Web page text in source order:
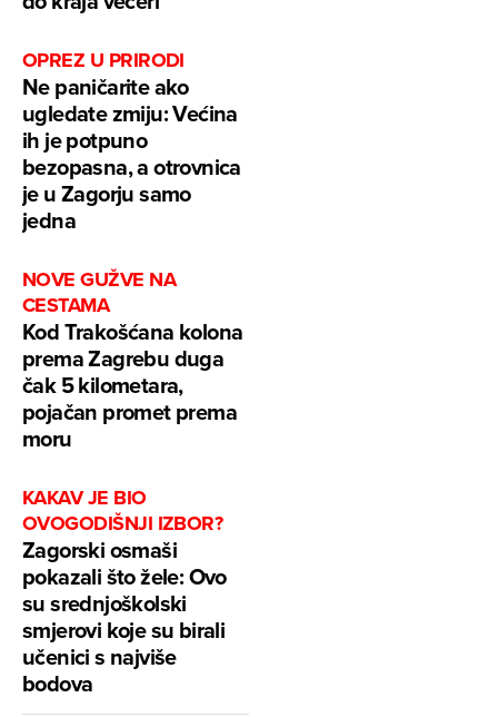
OPREZ U PRIRODI
Ne paničarite ako
ugledate zmiju: Većina
ih je potpuno
bezopasna, a otrovnica
je u Zagorju samo
jedna
NOVE GUŽVE NA
CESTAMA
Kod Trakošćana kolona
prema Zagrebu duga
čak 5 kilometara,
pojačan promet prema
moru
KAKAV JE BIO
OVOGODIŠNJI IZBOR?
Zagorski osmaši
pokazali što žele: Ovo
su srednjoškolski
smjerovi koje su birali
učenici s najviše
bodova